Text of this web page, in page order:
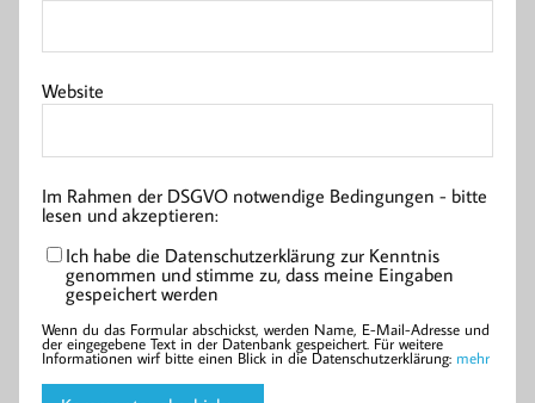
Website
Im Rahmen der DSGVO notwendige Bedingungen - bitte
lesen und akzeptieren:
Ich habe die Datenschutzerklärung zur Kenntnis
genommen und stimme zu, dass meine Eingaben
gespeichert werden
Wenn du das Formular abschickst, werden Name, E-Mail-Adresse und
der eingegebene Text in der Datenbank gespeichert. Für weitere
Informationen wirf bitte einen Blick in die Datenschutzerklärung: mehr